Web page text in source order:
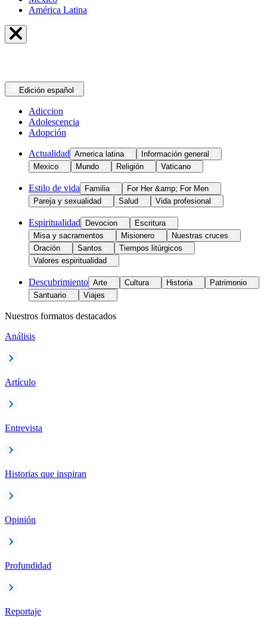
América Latina
Edición español
Adiccion
Adolescencia
Adopción
Actualidad America latina
Información general
Mexico
Mundo Religión Vaticano
Estilo de vida Familia
For Her &amp; For Men
Pareja y sexualidad
Salud Vida profesional
Espiritualidad Devocion
Escritura
Misa y sacramentos
Misionero
Nuestras cruces
Oración
Santos
Tiempos litúrgicos
Valores espiritualidad
Descubrimiento Arte Cultura Historia
Patrimonio
Santuario
Viajes
Nuestros formatos destacados
Análisis
Artículo
Entrevista
Historias que inspiran
Opinión
Profundidad
Reportaje